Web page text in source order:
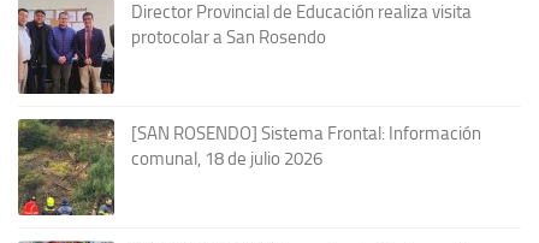
Director Provincial de Educación realiza visita
protocolar a San Rosendo
[SAN ROSENDO] Sistema Frontal: Información
comunal, 18 de julio 2026